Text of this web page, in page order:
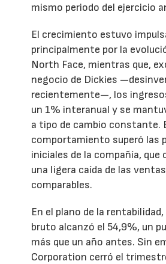
mismo periodo del ejercicio
El crecimiento estuvo
principalmente por la
North Face, mientras que,
negocio de Dickies
recientemente—, los
un 1% interanual y se
a tipo de cambio constante.
comportamiento superó las
iniciales de la compañía, que
una ligera caída de las
comparables.
En el plano de la
bruto alcanzó el 54,9%, un
más que un año antes. Sin
Corporation cerró el